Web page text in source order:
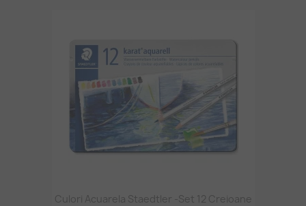
Culori Acuarela Staedtler -set 12 Creioane